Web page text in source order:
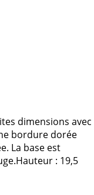
dimensions avec
bordure dorée
La base est
: 19,5